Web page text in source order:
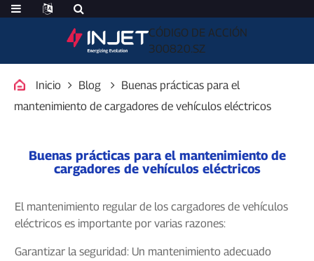
CÓDIGO DE ACCIÓN
300820.SZ
Inicio Blog
Buenas prácticas para el
mantenimiento de cargadores de vehículos eléctricos
Buenas prácticas para el mantenimiento de
cargadores de vehículos eléctricos
El mantenimiento regular de los cargadores de vehículos
eléctricos es importante por varias razones:
Garantizar la seguridad: Un mantenimiento adecuado